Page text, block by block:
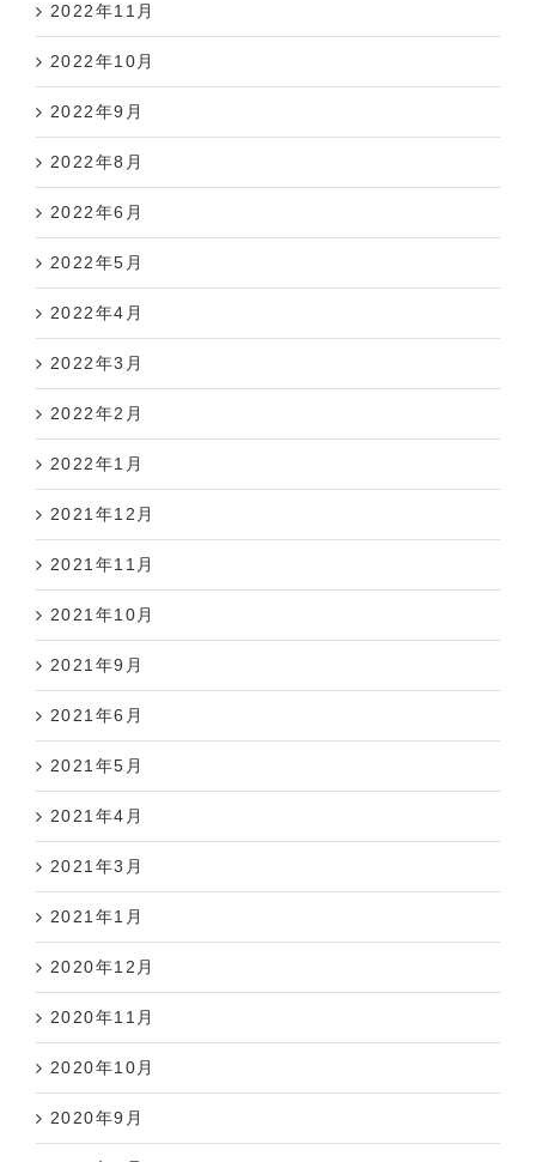
2022年11月
2022年10月
2022年9月
2022年8月
2022年6月
2022年5月
2022年4月
2022年3月
2022年2月
2022年1月
2021年12月
2021年11月
2021年10月
2021年9月
2021年6月
2021年5月
2021年4月
2021年3月
2021年1月
2020年12月
2020年11月
2020年10月
2020年9月